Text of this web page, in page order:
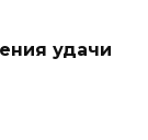
удачи